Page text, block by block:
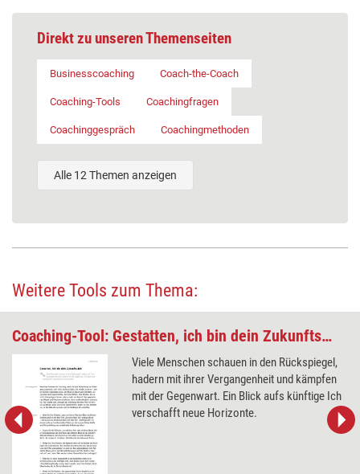
Direkt zu unseren Themenseiten
Businesscoaching Coach-the-Coach
Coaching-Tools Coachingfragen
Coachinggespräch Coachingmethoden
Alle 12 Themen anzeigen
Weitere Tools zum Thema:
Coaching-Tool: Gestatten, ich bin dein Zukunfts-Ich!
Viele Menschen schauen in den Rückspiegel,
hadern mit ihrer Vergangenheit und kämpfen
mit der Gegenwart. Ein Blick aufs künftige Ich
verschafft neue Horizonte.